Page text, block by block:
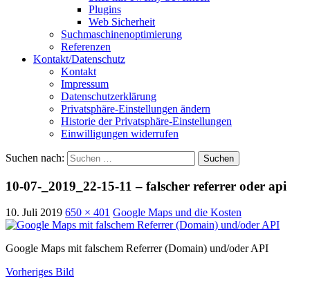
Plugins
Web Sicherheit
Suchmaschinenoptimierung
Referenzen
Kontakt/Datenschutz
Kontakt
Impressum
Datenschutzerklärung
Privatsphäre-Einstellungen ändern
Historie der Privatsphäre-Einstellungen
Einwilligungen widerrufen
Suchen nach:
10-07-_2019_22-15-11 – falscher referrer oder api
10. Juli 2019 650 × 401 Google Maps und die Kosten
Google Maps mit falschem Referrer (Domain) und/oder API
Vorheriges Bild